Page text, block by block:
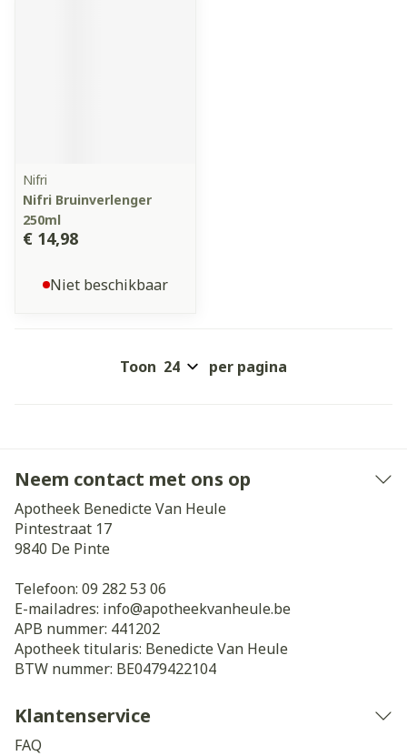
Nifri
Nifri Bruinverlenger
250ml
€ 14,98
Niet beschikbaar
Toon per pagina
Neem contact met ons op
Apotheek Benedicte Van Heule
Pintestraat 17
9840 De Pinte
Telefoon: 09 282 53 06
E-mailadres: info@apotheekvanheule.be
APB nummer: 441202
Apotheek titularis: Benedicte Van Heule
BTW nummer: BE0479422104
Klantenservice
FAQ